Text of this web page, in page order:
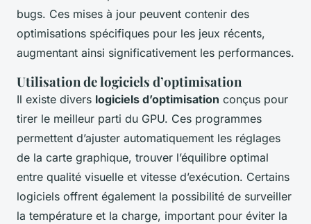
bugs. Ces mises à jour peuvent contenir des
optimisations spécifiques pour les jeux récents,
augmentant ainsi significativement les performances.
Utilisation de logiciels d’optimisation
Il existe divers logiciels d’optimisation conçus pour
tirer le meilleur parti du GPU. Ces programmes
permettent d’ajuster automatiquement les réglages
de la carte graphique, trouver l’équilibre optimal
entre qualité visuelle et vitesse d’exécution. Certains
logiciels offrent également la possibilité de surveiller
la température et la charge, important pour éviter la